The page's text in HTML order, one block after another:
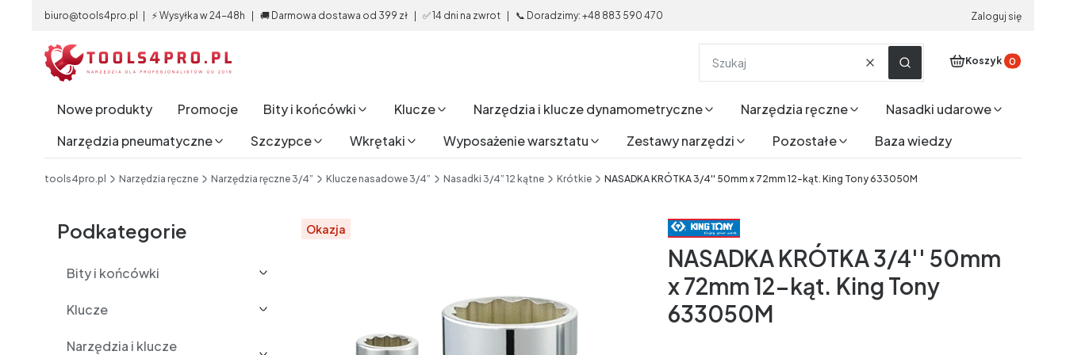
biuro@tools4pro.pl | ⚡ Wysyłka w 24-48h | 🚚 Darmowa dostawa od 399 zł | ✅ 14 dni na zwrot | 📞 Doradzimy: +48 883 590 470 Zaloguj się
WyczyśćSzukaj
Produkty w
Koszyk
Nowe produkty Promocje Bity i końcówki Klucze Narzędzia i klucze dynamometryczne Narzędzia ręczne
Nasadki udarowe
Narzędzia pneumatyczne
Szczypce Wkrętaki Wyposażenie warsztatu Zestawy narzędzi Pozostałe
Baza wiedzy
tools4pro.pl Narzędzia ręczne Narzędzia ręczne 3/4” Klucze nasadowe 3/4” Nasadki 3/4” 12 kątne Krótkie NASADKA KRÓTKA 3/4'' 50mm x 72mm 12-kąt. King Tony 633050M
Podkategorie
Bity i końcówki
Klucze
Narzędzia i klucze
Etykiety
Okazja
NASADKA KRÓTKA 3/4'' 50mm
x 72mm 12-kąt. King Tony
633050M